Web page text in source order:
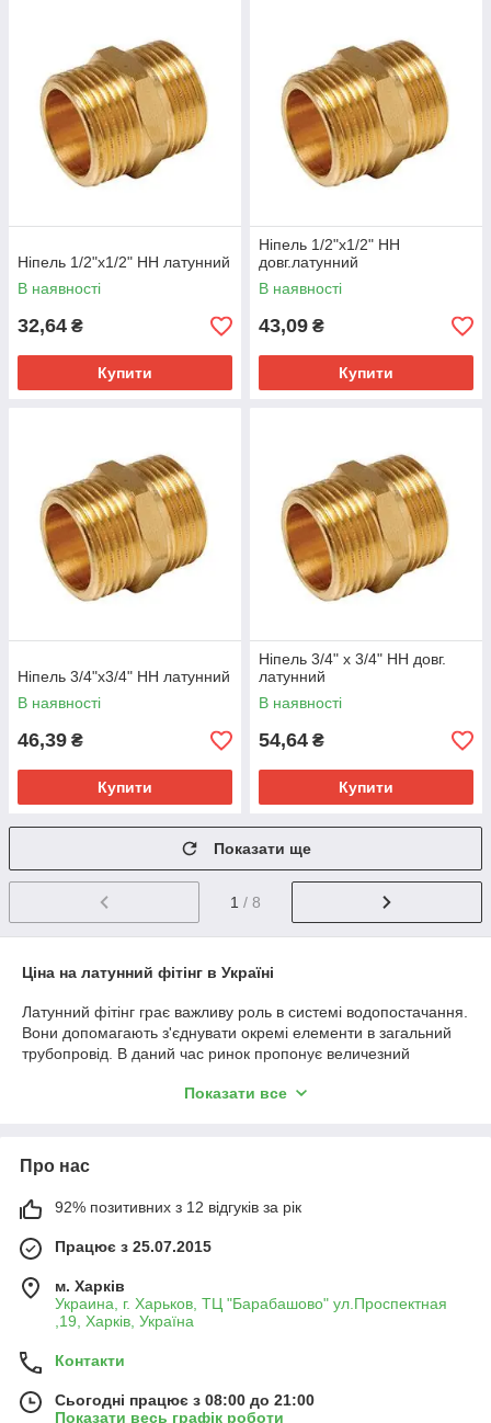
Ніпель 1/2"х1/2" НН латунний
В наявності
32,64 ₴
Купити
Ніпель 1/2"х1/2" НН
довг.латунний
В наявності
43,09 ₴
Купити
Ніпель 3/4"х3/4" НН латунний
В наявності
46,39 ₴
Купити
Ніпель 3/4" х 3/4" НН довг.
латунний
В наявності
54,64 ₴
Купити
Показати ще
1 / 8
Ціна на латунний фітінг в Україні
Латунний фітінг грає важливу роль в системі водопостачання.
Вони допомагають з'єднувати окремі елементи в загальний
трубопровід. В даний час ринок пропонує величезний
Особливою популярністю серед цього різноманіття
Латунні фітинги для ПНД труб для водопроводу
використовувати практично для всіх видів труб. Вони
відрізняються підвищеною міцністю і можуть
використовуватися тривалий кількість часу.
разбавляющими елементами. Для того щоб захистити
матеріал від корозії, на поверхню латуні наноситься шар
хрому і нікелю. Щоб зрозуміти чому вартість латунних
фітингів для поліпропіленових труб може відрізнятися,
необхідно розглянути їх види і особливості.
Ціна на латунні фітинги в інтернет-магазині
Показати все
Про нас
92% позитивних з 12 відгуків за рік
Працює з 25.07.2015
м. Харків
Украина, г. Харьков, ТЦ "Барабашово" ул.Проспектная
,19, Харків, Україна
Контакти
Сьогодні працює з 08:00 до 21:00
Показати весь графік роботи